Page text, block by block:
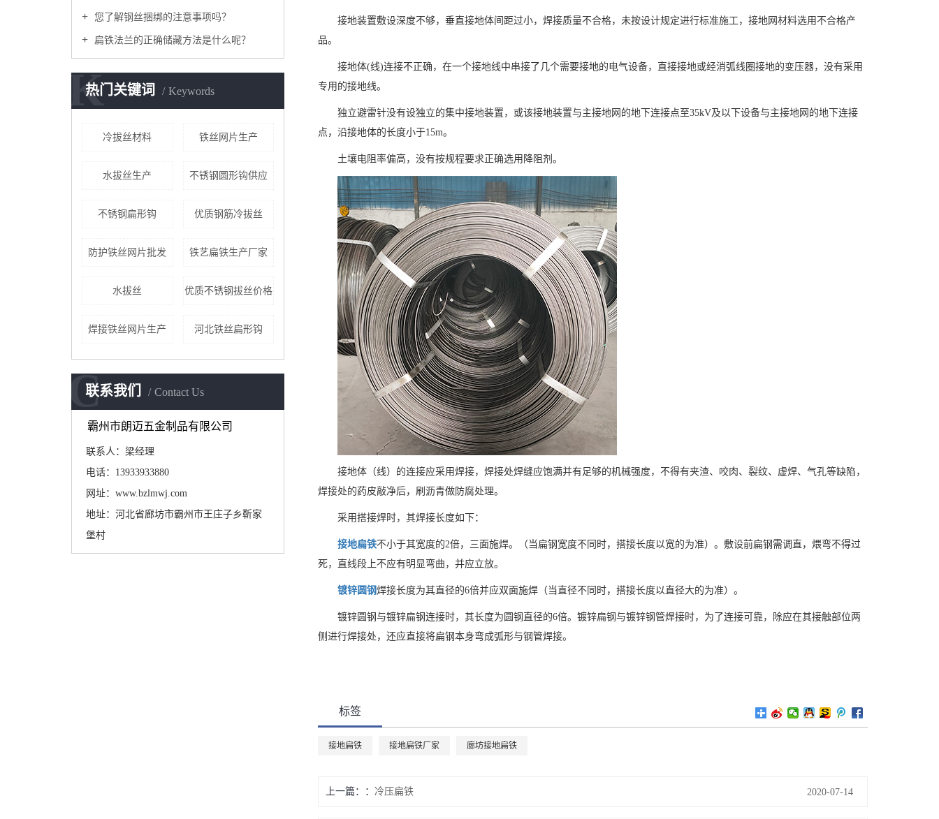
您了解钢丝捆绑的注意事项吗？
扁铁法兰的正确储藏方法是什么呢？
热门关键词 Keywords
K
冷拔丝材料 铁丝网片生产
水拔丝生产 不锈钢圆形钩供应
不锈钢扁形钩 优质钢筋冷拔丝
防护铁丝网片批发 铁艺扁铁生产厂家
水拔丝 优质不锈钢拔丝价格
焊接铁丝网片生产 河北铁丝扁形钩
联系我们 Contact Us
C
霸州市朗迈五金制品有限公司
联系人：梁经理
电话：13933933880
网址：www.bzlmwj.com
地址：河北省廊坊市霸州市王庄子乡靳家
堡村
接地装置敷设深度不够，垂直接地体间距过小，焊接质量不合格，未按设计规定进行标准施工，接地网材料选用不合格产
品。
接地体(线)连接不正确，在一个接地线中串接了几个需要接地的电气设备，直接接地或经消弧线圈接地的变压器，没有采用
专用的接地线。
独立避雷针没有设独立的集中接地装置，或该接地装置与主接地网的地下连接点至35kV及以下设备与主接地网的地下连接
点，沿接地体的长度小于15m。
土壤电阻率偏高，没有按规程要求正确选用降阻剂。
接地体（线）的连接应采用焊接，焊接处焊缝应饱满并有足够的机械强度，不得有夹渣、咬肉、裂纹、虚焊、气孔等缺陷，
焊接处的药皮敲净后，刷沥青做防腐处理。
采用搭接焊时，其焊接长度如下：
接地扁铁不小于其宽度的2倍，三面施焊。（当扁钢宽度不同时，搭接长度以宽的为准）。敷设前扁钢需调直，煨弯不得过
死，直线段上不应有明显弯曲，并应立放。
镀锌圆钢焊接长度为其直径的6倍并应双面施焊（当直径不同时，搭接长度以直径大的为准）。
镀锌圆钢与镀锌扁钢连接时，其长度为圆钢直径的6倍。镀锌扁钢与镀锌钢管焊接时，为了连接可靠，除应在其接触部位两
侧进行焊接处，还应直接将扁钢本身弯成弧形与钢管焊接。
标签
接地扁铁 接地扁铁厂家 廊坊接地扁铁
上一篇： 冷压扁铁 2020-07-14